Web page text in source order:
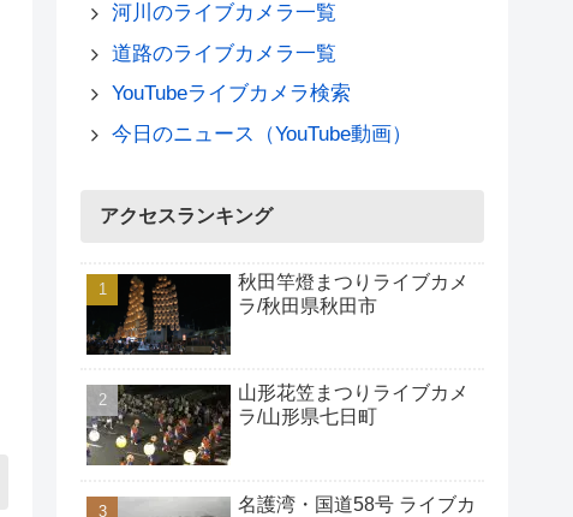
河川のライブカメラ一覧
道路のライブカメラ一覧
YouTubeライブカメラ検索
今日のニュース（YouTube動画）
アクセスランキング
秋田竿燈まつりライブカメ
ラ/秋田県秋田市
山形花笠まつりライブカメ
ラ/山形県七日町
名護湾・国道58号 ライブカ